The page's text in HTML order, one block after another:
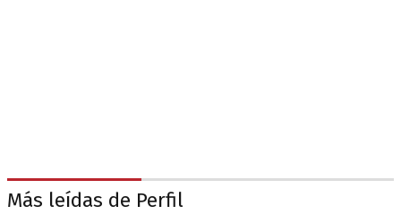
Más leídas de Perfil